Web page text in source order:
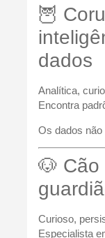
🦉
dados
Analítica,
Encontra
Os dados
🐶 Cão
Curioso,
Especialista